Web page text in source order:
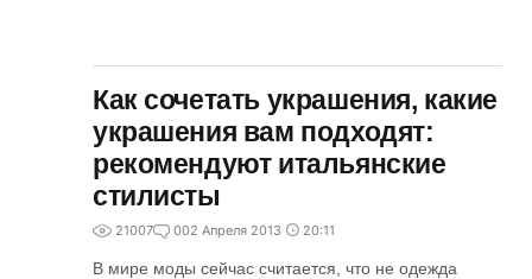
Как сочетать украшения, какие
украшения вам подходят:
рекомендуют итальянские
стилисты
21007 002 Апреля 2013 20:11
В мире моды сейчас считается, что не одежда